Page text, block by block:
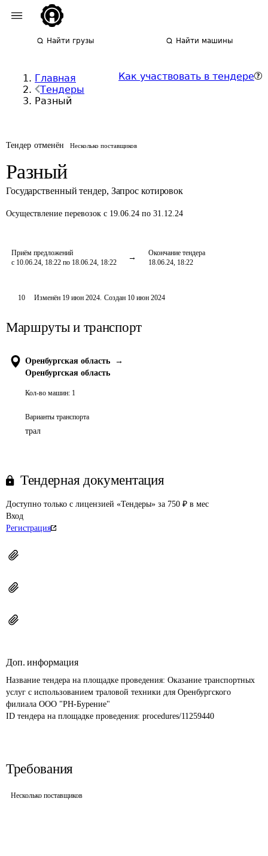
Найти грузы Найти машины
Главная
Тендеры
Разный
Как участвовать в тендере
Тендер отменён Несколько поставщиков
Разный
Государственный тендер, Запрос котировок
Осуществление перевозок с 19.06.24 по 31.12.24
Приём предложений
с 10.06.24, 18:22 по 18.06.24, 18:22
Окончание тендера
18.06.24, 18:22
10 Изменён 19 июн 2024. Создан 10 июн 2024
Маршруты и транспорт
Оренбургская область
→
Оренбургская область
Кол-во машин: 1
Варианты транспорта
трал
Тендерная документация
Доступно только с лицензией «Тендеры» за 750 ₽ в мес
Вход
Регистрация
Доп. информация
Название тендера на площадке проведения: Оказание транспортных
услуг с использованием траловой техники для Оренбургского
филиала ООО "РН-Бурение"
ID тендера на площадке проведения: procedures/11259440
Требования
Несколько поставщиков